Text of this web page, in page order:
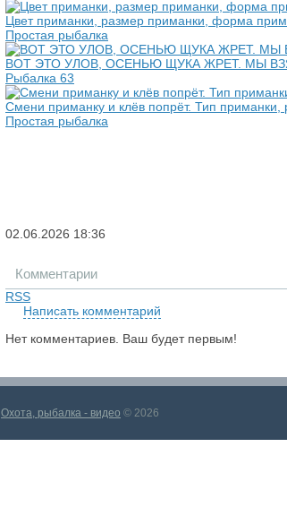
Цвет приманки, размер приманки, форма
Простая рыбалка
ВОТ ЭТО УЛОВ, ОСЕНЬЮ ЩУКА ЖРЕТ. МЫ
Рыбалка 63
Смени приманку и клёв попрёт. Тип
Простая рыбалка
02.06.2026 18:36
Комментарии
RSS
Написать комментарий
Нет комментариев. Ваш будет первым!
Охота, рыбалка - видео © 2026